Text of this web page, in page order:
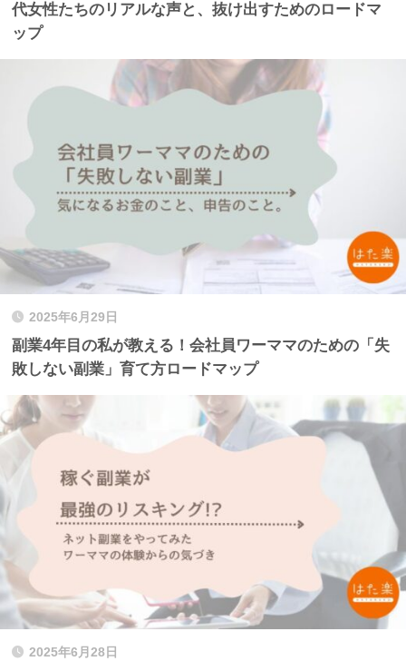
代女性たちのリアルな声と、抜け出すためのロードマ
ップ
2025年6月29日
副業4年目の私が教える！会社員ワーママのための「失
敗しない副業」育て方ロードマップ
2025年6月28日